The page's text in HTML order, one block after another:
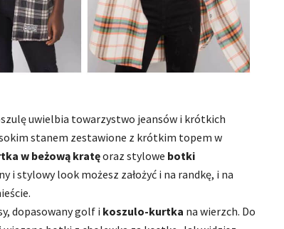
uwielbia towarzystwo jeansów i krótkich
stanem zestawione z krótkim topem w
w beżową kratęoraz stylowe botki
i stylowy look możesz założyć i na randkę, i na
dopasowany golf i koszulo-kurtka na wierzch. Do